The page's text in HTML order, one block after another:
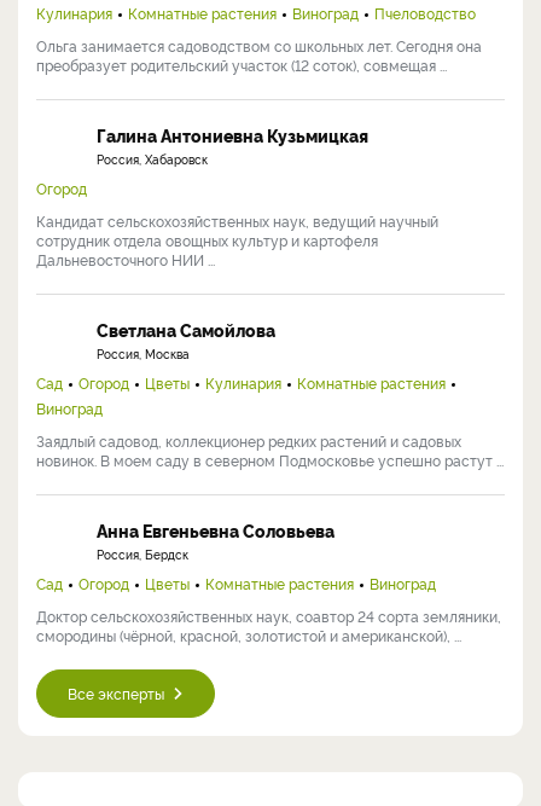
Кулинария
Комнатные растения Виноград
Пчеловодство
Ольга занимается садоводством со школьных лет. Сегодня она
преобразует родительский участок (12 соток), совмещая ...
Галина Антониевна Кузьмицкая
Россия, Хабаровск
Огород
Кандидат сельскохозяйственных наук, ведущий научный
сотрудник отдела овощных культур и картофеля
Дальневосточного НИИ ...
Светлана Самойлова
Россия, Москва
Сад Огород Цветы Кулинария
Комнатные растения
Виноград
Заядлый садовод, коллекционер редких растений и садовых
новинок. В моем саду в северном Подмосковье успешно растут ...
Анна Евгеньевна Соловьева
Россия, Бердск
Сад Огород Цветы Комнатные растения
Виноград
Доктор сельскохозяйственных наук, соавтор 24 сорта земляники,
смородины (чёрной, красной, золотистой и американской), ...
Все эксперты